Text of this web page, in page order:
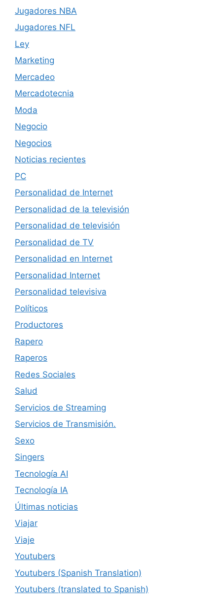
Jugadores NBA
Jugadores NFL
Ley
Marketing
Mercadeo
Mercadotecnia
Moda
Negocio
Negocios
Noticias recientes
PC
Personalidad de Internet
Personalidad de la televisión
Personalidad de televisión
Personalidad de TV
Personalidad en Internet
Personalidad Internet
Personalidad televisiva
Políticos
Productores
Rapero
Raperos
Redes Sociales
Salud
Servicios de Streaming
Servicios de Transmisión.
Sexo
Singers
Tecnología AI
Tecnología IA
Últimas noticias
Viajar
Viaje
Youtubers
Youtubers (Spanish Translation)
Youtubers (translated to Spanish)